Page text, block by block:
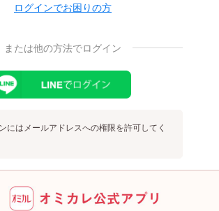
ログインでお困りの方
または他の方法でログイン
にはメールアドレスへの権限を許可してく